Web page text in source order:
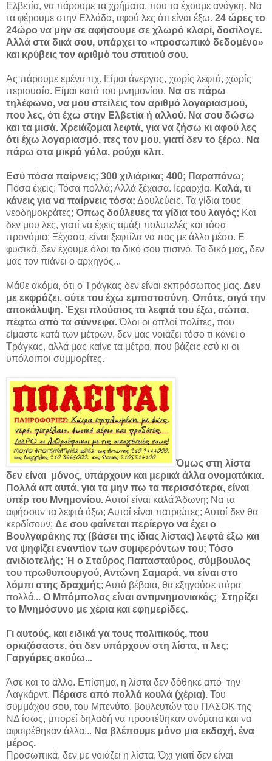
Ελβετία, να πάρουμε τα χρήματα, που τα έχουμε ανάγκη. Να
τα φέρουμε στην Ελλάδα, αφού λες ότι είναι έξω. 24 ώρες το
24ώρο να μην σε αφήσουμε σε χλωρό κλαρί, δοσίλογε.
Αλλά στα δικά σου, υπάρχει το «προσωπικό δεδομένο»
και κρύβεις τον αριθμό του σπιτιού σου.
Ας πάρουμε εμένα πχ. Είμαι άνεργος, χωρίς λεφτά, χωρίς
περιουσία. Είμαι κατά του μνημονίου. Να σε πάρω
τηλέφωνο, να μου στείλεις τον αριθμό λογαριασμού,
που λες, ότι έχω στην Ελβετία ή αλλού. Να σου δώσω
και τα μισά. Χρειάζομαι λεφτά, για να ζήσω κι αφού λες
ότι έχω λογαριασμό, πες τον μου, γιατί δεν το ξέρω. Να
πάρω στα μικρά γάλα, ρούχα κλπ.
Εσύ πόσα παίρνεις; 300 χιλιάρικα; 400; Παραπάνω;
Πόσα έχεις; Τόσα πολλά; Αλλά ξέχασα. Ιεραρχία. Καλά, τι
κάνεις για να παίρνεις τόσα; Δουλεύεις. Τα γίδια τους
νεοδημοκράτες; Όπως δούλευες τα γίδια του λαγός; Και
δεν μου λες, γιατί να έχεις αμάξι πολυτελές και τόσα
προνόμια; Ξέχασα, είναι ξεφτίλα να πας με άλλο μέσο. Ε
φυσικά, δεν έχουμε όλοι το δικό σου πισινό. Το δικό μας, δεν
μας τον πιάνει ο αρχηγός...
Μάθε ακόμα, ότι ο Τράγκας δεν είναι εκπρόσωπος μας. Δεν
με εκφράζει, ούτε του έχω εμπιστοσύνη. Οπότε, σιγά την
αποκάλυψη. Έχει πλούσιος τα λεφτά του έξω, σώπα,
πέφτω από τα σύννεφα.Όλοι οι απλοί πολίτες, που
είμαστε κατά των μέτρων, δεν μας νοιάζει τόσο τι κάνει ο
Τράγκας, αλλά μας καίνε τα μέτρα, που βάζεις εσύ κι οι
υπόλοιποι συμμορίτες.
Όμως στη λίστα
δεν είναι μόνος, υπάρχουν και μερικά άλλα ονοματάκια.
Πολλά απ αυτά, για τα μην πω τα περισσότερα, είναι
υπέρ του Μνημονίου.Αυτοί είναι καλά Άδωνη; Να τα
αφήσουν τα λεφτά όξω; Αυτοί είναι πατριώτες; Αυτοί δεν θα
κερδίσουν; Δε σου φαίνεται περίεργο να έχει ο
Βουλγαράκης πχ (βάσει της ίδιας λίστας) λεφτά έξω και
να ψηφίζει εναντίον των συμφερόντων του; Τόσο
ανιδιοτελής; Ή ο Σταύρος Παπασταύρος, σύμβουλος
του πρωθυπουργού, Αντώνη Σαμαρά, να είναι στο
λόμπι στης δραχμής; Αυτό βέβαια, θα εξηγούσε πάρα
πολλά... Ο Μπόμπολας είναι αντιμνημονιακός; Στηρίζει
το Μνημόσυνο με χέρια και εφημερίδες.
Γι αυτούς, και ειδικά γα τους πολιτικούς, που
ορκιζόσαστε, ότι δεν υπάρχουν στη λίστα, τι λες;
Γαργάρες ακούω...
Άσε και το άλλο. Επίσημα, η λίστα δεν δόθηκε από την
Λαγκάρντ. Πέρασε από πολλά κουλά (χέρια). Του
συμμάχου σου, του Μπενύτο, βουλευτών του ΠΑΣΟΚ της
ΝΔ ίσως, μπορεί δηλαδή να προστέθηκαν ονόματα και να
αφαιρέθηκαν άλλα... Να βλέπουμε μόνο μια εκδοχή, ένα
μέρος.
Προσωπικά, δεν με νοιάζει η λίστα. Όχι γιατί δεν είναι